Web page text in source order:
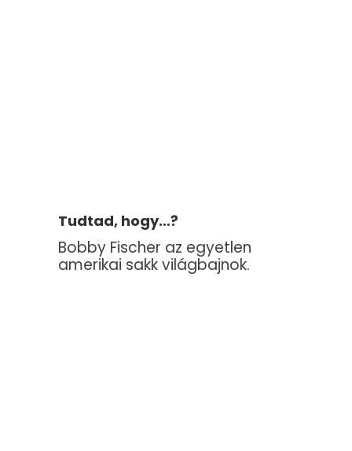
Tudtad, hogy…?
Bobby Fischer az egyetlen
amerikai sakk világbajnok.